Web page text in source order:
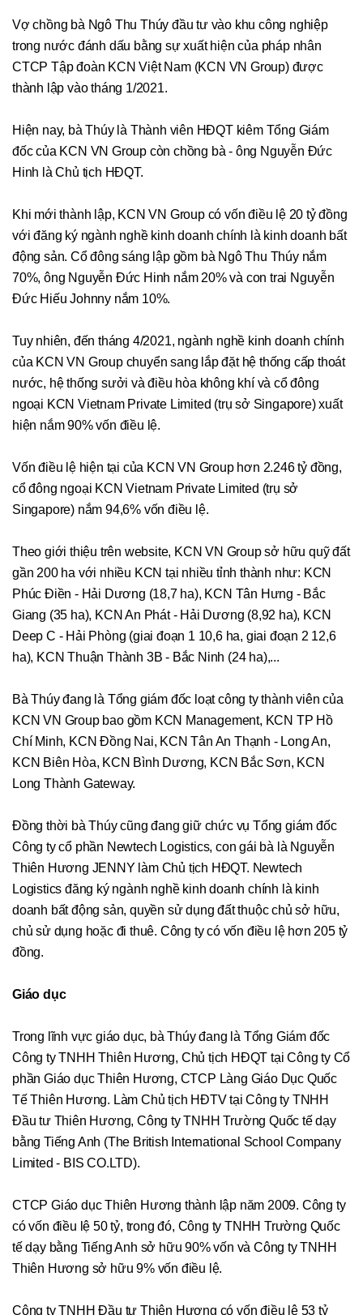
Vợ chồng bà Ngô Thu Thúy đầu tư vào khu công nghiệp
trong nước đánh dấu bằng sự xuất hiện của pháp nhân
CTCP Tập đoàn KCN Việt Nam (KCN VN Group) được
thành lập vào tháng 1/2021.
Hiện nay, bà Thúy là Thành viên HĐQT kiêm Tổng Giám
đốc của KCN VN Group còn chồng bà - ông Nguyễn Đức
Hinh là Chủ tịch HĐQT.
Khi mới thành lập, KCN VN Group có vốn điều lệ 20 tỷ đồng
với đăng ký ngành nghề kinh doanh chính là kinh doanh bất
động sản. Cổ đông sáng lập gồm bà Ngô Thu Thúy nắm
70%, ông Nguyễn Đức Hinh nắm 20% và con trai Nguyễn
Đức Hiếu Johnny nắm 10%.
Tuy nhiên, đến tháng 4/2021, ngành nghề kinh doanh chính
của KCN VN Group chuyển sang lắp đặt hệ thống cấp thoát
nước, hệ thống sưởi và điều hòa không khí và cổ đông
ngoại KCN Vietnam Private Limited (trụ sở Singapore) xuất
hiện nắm 90% vốn điều lệ.
Vốn điều lệ hiện tại của KCN VN Group hơn 2.246 tỷ đồng,
cổ đông ngoại KCN Vietnam Private Limited (trụ sở
Singapore) nắm 94,6% vốn điều lệ.
Theo giới thiệu trên website, KCN VN Group sở hữu quỹ đất
gần 200 ha với nhiều KCN tại nhiều tỉnh thành như: KCN
Phúc Điền - Hải Dương (18,7 ha), KCN Tân Hưng - Bắc
Giang (35 ha), KCN An Phát - Hải Dương (8,92 ha), KCN
Deep C - Hải Phòng (giai đoạn 1 10,6 ha, giai đoạn 2 12,6
ha), KCN Thuận Thành 3B - Bắc Ninh (24 ha),...
Bà Thúy đang là Tổng giám đốc loạt công ty thành viên của
KCN VN Group bao gồm KCN Management, KCN TP Hồ
Chí Minh, KCN Đồng Nai, KCN Tân An Thạnh - Long An,
KCN Biên Hòa, KCN Bình Dương, KCN Bắc Sơn, KCN
Long Thành Gateway.
Đồng thời bà Thúy cũng đang giữ chức vụ Tổng giám đốc
Công ty cổ phần Newtech Logistics, con gái bà là Nguyễn
Thiên Hương JENNY làm Chủ tịch HĐQT. Newtech
Logistics đăng ký ngành nghề kinh doanh chính là kinh
doanh bất động sản, quyền sử dụng đất thuộc chủ sở hữu,
chủ sử dụng hoặc đi thuê. Công ty có vốn điều lệ hơn 205 tỷ
đồng.
Giáo dục
Trong lĩnh vực giáo dục, bà Thúy đang là Tổng Giám đốc
Công ty TNHH Thiên Hương, Chủ tịch HĐQT tại Công ty Cổ
phần Giáo dục Thiên Hương, CTCP Làng Giáo Dục Quốc
Tế Thiên Hương. Làm Chủ tịch HĐTV tại Công ty TNHH
Đầu tư Thiên Hương, Công ty TNHH Trường Quốc tế dạy
bằng Tiếng Anh (The British International School Company
Limited - BIS CO.LTD).
CTCP Giáo dục Thiên Hương thành lập năm 2009. Công ty
có vốn điều lệ 50 tỷ, trong đó, Công ty TNHH Trường Quốc
tế dạy bằng Tiếng Anh sở hữu 90% vốn và Công ty TNHH
Thiên Hương sở hữu 9% vốn điều lệ.
Công ty TNHH Đầu tư Thiên Hương có vốn điều lệ 53 tỷ